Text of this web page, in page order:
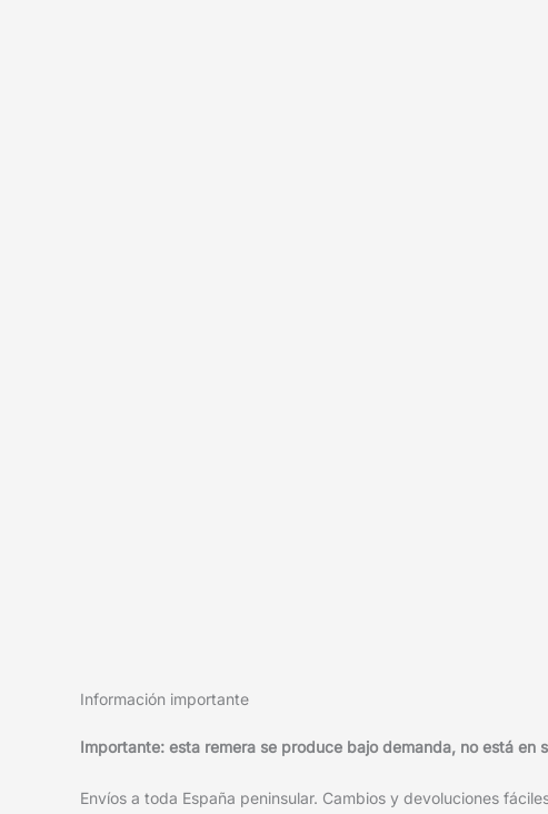
Información importante
Importante: esta remera se produce bajo demanda, no está
Envíos a toda España peninsular. Cambios y devoluciones